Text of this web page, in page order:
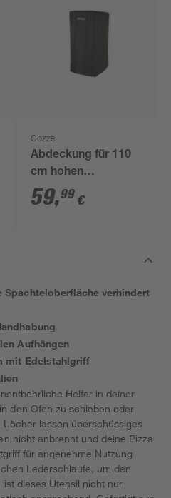
Cozze
Abdeckung für 110
cm hohen
Outdoortisch 75 x 360
x 225 cm
59,99 €
Spachteloberfläche verhindert
Aufhängen
mit Edelstahlgriff
Helfer in deiner
den Ofen zu schieben oder
lassen überschüssiges
nicht anbrennt und deine Pizza
für angenehme Nutzung
Lederschlaufe, um den
dieses Utensil nicht nur